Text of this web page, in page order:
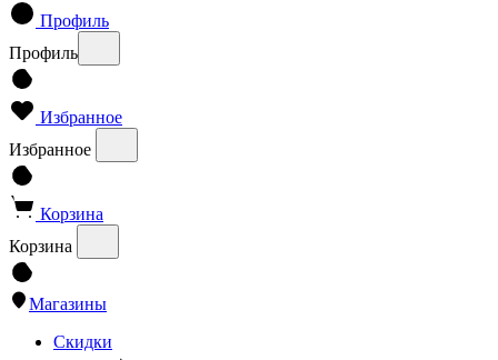
Профиль
Профиль
Избранное
Избранное
Корзина
Корзина
Магазины
Скидки